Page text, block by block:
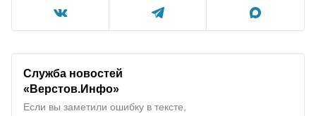
Служба новостей
«Верстов.Инфо»
Если вы заметили ошибку в тексте,